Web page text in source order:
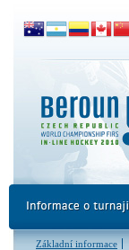
Základní informace